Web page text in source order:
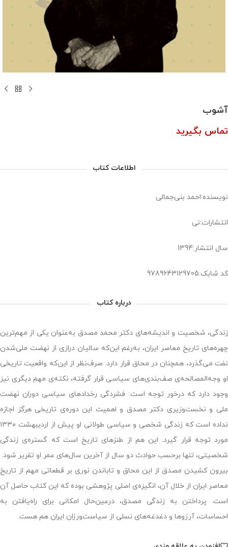
آشوب
تماس بگیرید
اطلاعات کتاب
نویسنده:احمد بنی‌جمالی
انتشارات:نی
سال انتشار:1394
کد شابک:9789643129705
درباره کتاب
زندگی، شخصیت و اندیشه‌های دکتر محمد مصدق به‌عنوان یکی از مهم‌ترین
چهره‌های تاریخ معاصر ایران، به‌رغم این‌که سالیان درازی از نهضت ملی‌شدن
نفت می‌گذرد، همچنان در محاق قرار دارد. صرف‌نظر از این‌که واقعیت تاریخی
او وجه‌المصالحه‌ی صف‌بندی‌های سیاسی قرار گرفته، نکته‌ی مهم دیگری نیز
وجود دارد که درخور توجه است: فشردگی رخدادهای سیاسی دوران نهضت
ملی و نخست‌وزیری دکتر مصدق و اهمیت این دوره‌ی تاریخی هرگز اجازه
نداده است که زندگی شخصی و سیاسی طولانی او پیش از اردیبهشت ۱۳۳۰
مورد توجه قرار گیرد. این هم از طنزهای تاریخ است که گستره‌ی زندگی
شخصیتی، تنها برحسب حوادث دو سال از آخرین سال‌های عمر او تقریر شود.
بیرون کشیدن مصدق از این محاق و تاباندن نوری بر قطعاتی مهم از تاریخ
معاصر ایران از خلال آن، انگیزه‌ی اصلی پژوهشی بوده که این کتاب حاصل آن
است. پرداختن به زندگی مصدق، درعین‌حال امکانی برای راه‌یافتن به
احساسات، آرزوها و دغدغه‌های نسلی از سیاست‌ورزان ایران هم هست.